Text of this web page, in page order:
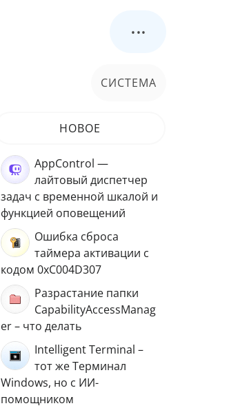
...
СИСТЕМА
НОВОЕ
AppControl —
лайтовый диспетчер
задач с временной шкалой и
функцией оповещений
Ошибка сброса
таймера активации с
кодом 0xC004D307
Разрастание папки
CapabilityAccessManag
er – что делать
Intelligent Terminal –
тот же Терминал
Windows, но с ИИ-
помощником